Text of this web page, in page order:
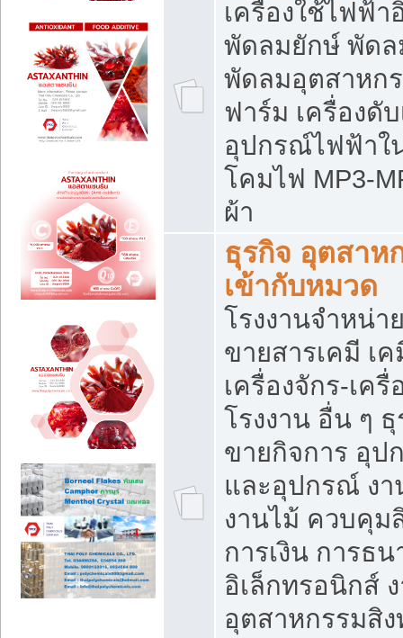
เครื่องใช้ไฟฟ้า
พัดลมยักษ์ พัด
พัดลมอุตสาหก
ฟาร์ม เครื่องดั
อุปกรณ์ไฟฟ้าใ
โคมไฟ MP3-
ผ้า
ธุรกิจ อุตสาห
เข้ากับหมวด
โรงงานจำหน่
ขายสารเคมี เ
เครื่องจักร-เค
โรงงาน อื่น ๆ
ขายกิจการ อุป
และอุปกรณ์ ง
งานไม้ ควบคุม
การเงิน การธ
อิเล็กทรอนิกส์
อุตสาหกรรมสิ